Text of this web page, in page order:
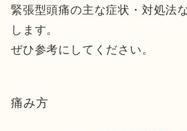
緊張型頭痛の主な症状・対処法
します。
ぜひ参考にしてください。
痛み方